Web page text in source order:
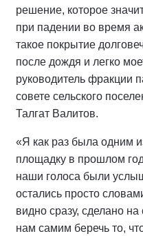
решение, которое
при падении во время
такое покрытие
после дождя и легко
руководитель фракции
совете сельского
Талгат Валитов.
«Я как раз была одним
площадку в прошлом
наши голоса были
остались просто
видно сразу, сделано
нам самим беречь то,